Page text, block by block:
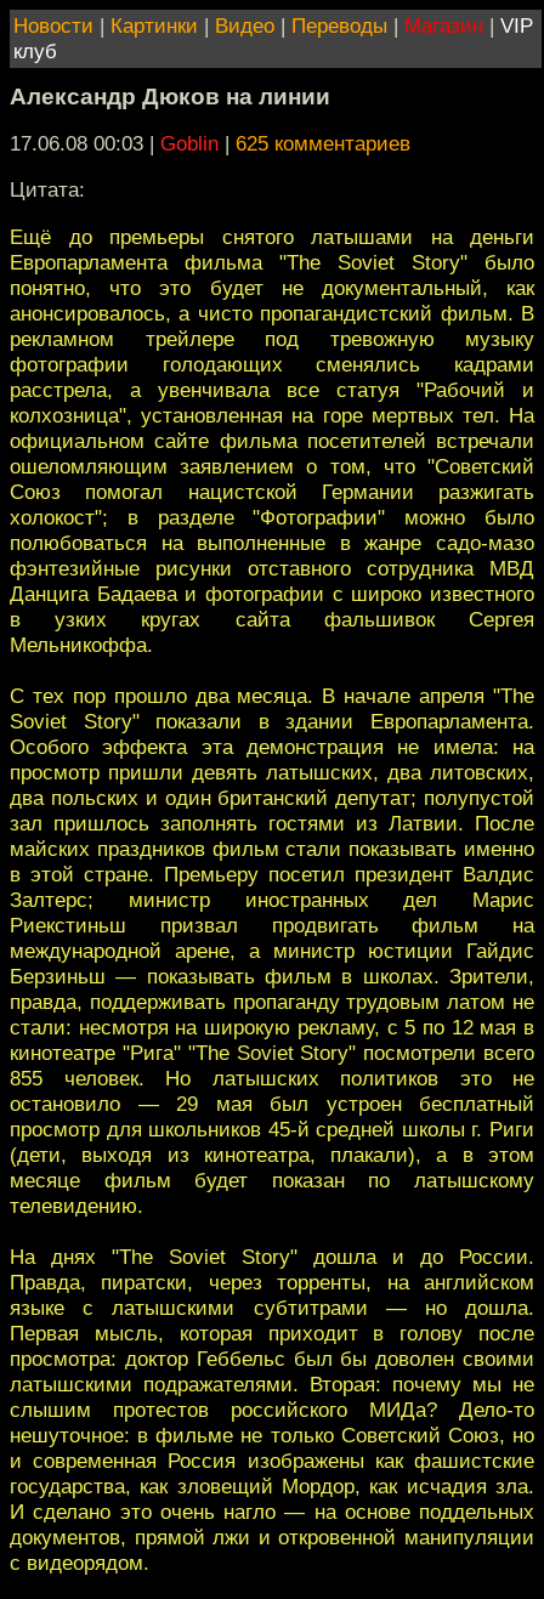
Новости | Картинки | Видео | Переводы | Магазин | VIP
клуб
Александр Дюков на линии
17.06.08 00:03 | Goblin | 625 комментариев
Цитата:
Ещё до премьеры снятого латышами на деньги
Европарламента фильма "The Soviet Story" было
понятно, что это будет не документальный, как
анонсировалось, а чисто пропагандистский фильм. В
рекламном трейлере под тревожную музыку
фотографии голодающих сменялись кадрами
расстрела, а увенчивала все статуя "Рабочий и
колхозница", установленная на горе мертвых тел. На
официальном сайте фильма посетителей встречали
ошеломляющим заявлением о том, что "Советский
Союз помогал нацистской Германии разжигать
холокост"; в разделе "Фотографии" можно было
полюбоваться на выполненные в жанре садо-мазо
фэнтезийные рисунки отставного сотрудника МВД
Данцига Бадаева и фотографии с широко известного
в узких кругах сайта фальшивок Сергея
Мельникоффа.
С тех пор прошло два месяца. В начале апреля "The
Soviet Story" показали в здании Европарламента.
Особого эффекта эта демонстрация не имела: на
просмотр пришли девять латышских, два литовских,
два польских и один британский депутат; полупустой
зал пришлось заполнять гостями из Латвии. После
майских праздников фильм стали показывать именно
в этой стране. Премьеру посетил президент Валдис
Залтерс; министр иностранных дел Марис
Риекстиньш призвал продвигать фильм на
международной арене, а министр юстиции Гайдис
Берзиньш — показывать фильм в школах. Зрители,
правда, поддерживать пропаганду трудовым латом не
стали: несмотря на широкую рекламу, с 5 по 12 мая в
кинотеатре "Рига" "The Soviet Story" посмотрели всего
855 человек. Но латышских политиков это не
остановило — 29 мая был устроен бесплатный
просмотр для школьников 45-й средней школы г. Риги
(дети, выходя из кинотеатра, плакали), а в этом
месяце фильм будет показан по латышскому
телевидению.
На днях "The Soviet Story" дошла и до России.
Правда, пиратски, через торренты, на английском
языке с латышскими субтитрами — но дошла.
Первая мысль, которая приходит в голову после
просмотра: доктор Геббельс был бы доволен своими
латышскими подражателями. Вторая: почему мы не
слышим протестов российского МИДа? Дело-то
нешуточное: в фильме не только Советский Союз, но
и современная Россия изображены как фашистские
государства, как зловещий Мордор, как исчадия зла.
И сделано это очень нагло — на основе поддельных
документов, прямой лжи и откровенной манипуляции
с видеорядом.